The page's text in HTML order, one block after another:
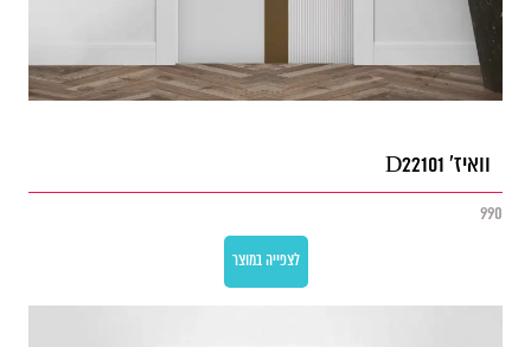
וואיז' D22101
990
לצפייה במוצר